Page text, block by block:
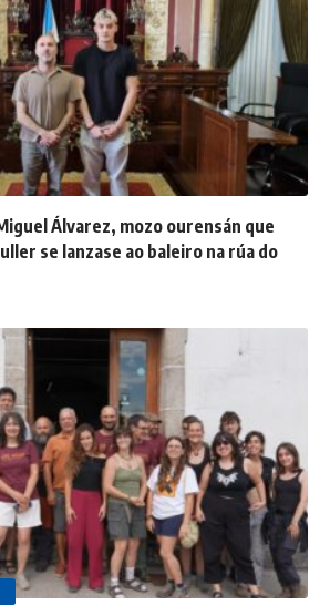
Álvarez, mozo ourensán que
se lanzase ao baleiro na rúa do